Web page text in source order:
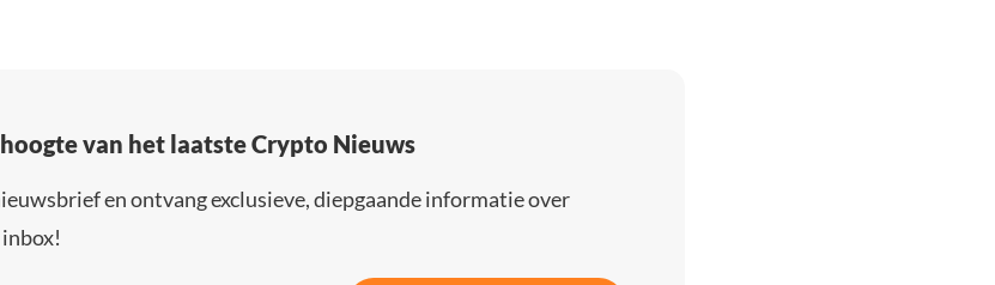
van het laatste Crypto Nieuws
en ontvang exclusieve, diepgaande informatie over